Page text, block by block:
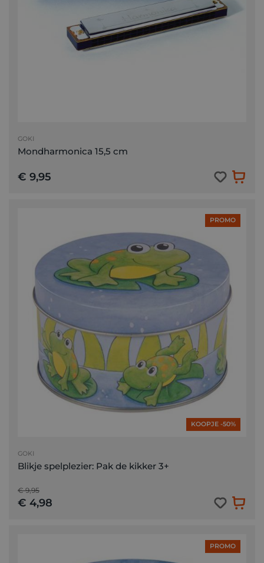
GOKI
Mondharmonica 15,5 cm
€ 9,95
PROMO
KOOPJE -50%
GOKI
Blikje spelplezier: Pak de kikker 3+
€ 9,95
€ 4,98
PROMO